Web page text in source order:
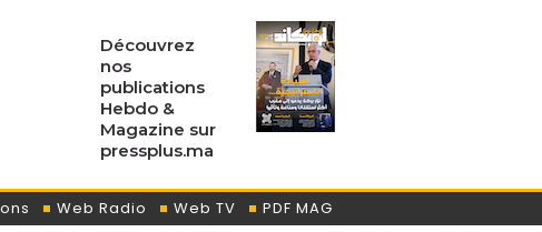
Découvrez
nos
publications
Hebdo &
Magazine sur
pressplus.ma
Web Radio Web TV
PDF MAG